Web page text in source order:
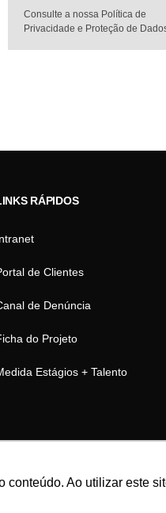
Ao utilizar este
Consulte a nossa Política de
Privacidade e Proteção de
RÁPIDOS
de Clientes
de Denúncia
do Projeto
Estágios + Talento